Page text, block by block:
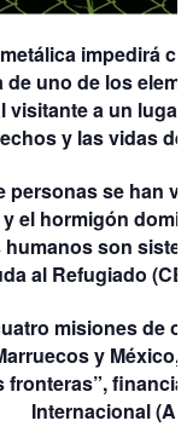
impedirá
uno de los
a un
y las vidas
personas se han
el hormigón
son
al Refugiado
misiones de
y
Internacional